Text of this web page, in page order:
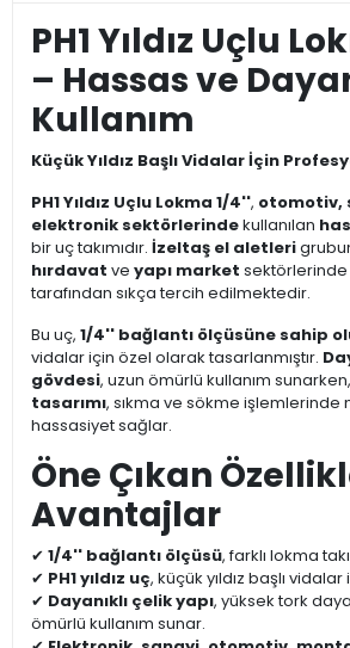
PH1 Yıldız Uçlu
– Hassas ve
Kullanım
Küçük Yıldız Başlı Vidalar İçin
PH1 Yıldız Uçlu Lokma 1/4'', otomotiv,
elektronik sektörlerindekullanılan
bir uç takımıdır. İzeltaş el aletleri
hırdavat ve yapı market
tarafından sıkça tercih edilmektedir.
Bu uç, 1/4'' bağlantı ölçüsüne sahip
vidalar için özel olarak tasarlanmıştır.
gövdesi, uzun ömürlü kullanım sunarken,
tasarımı, sıkma ve sökme işlemlerinde
hassasiyet sağlar.
Öne Çıkan
Avantajlar
✔ 1/4'' bağlantı ölçüsü, farklı lokma
✔ PH1 yıldız uç, küçük yıldız başlı
✔ Dayanıklı çelik yapı, yüksek tork
ömürlü kullanım sunar.